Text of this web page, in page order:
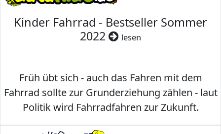
Kinder Fahrrad - Bestseller Sommer
2022
lesen
Früh übt sich - auch das Fahren mit dem
Fahrrad sollte zur Grunderziehung zählen - laut
Politik wird Fahrradfahren zur Zukunft.